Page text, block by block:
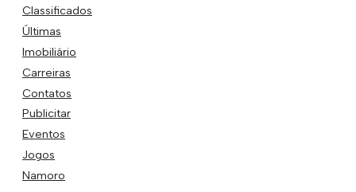
Classificados
Últimas
Imobiliário
Carreiras
Contatos
Publicitar
Eventos
Jogos
Namoro